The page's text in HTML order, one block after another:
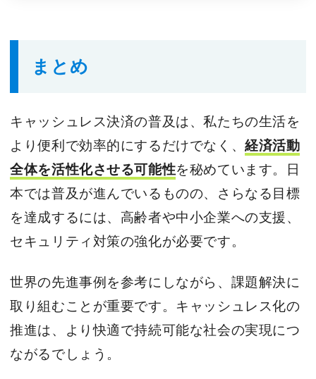
まとめ
キャッシュレス決済の普及は、私たちの生活を
より便利で効率的にするだけでなく、経済活動
全体を活性化させる可能性を秘めています。日
本では普及が進んでいるものの、さらなる目標
を達成するには、高齢者や中小企業への支援、
セキュリティ対策の強化が必要です。
世界の先進事例を参考にしながら、課題解決に
取り組むことが重要です。キャッシュレス化の
推進は、より快適で持続可能な社会の実現につ
ながるでしょう。